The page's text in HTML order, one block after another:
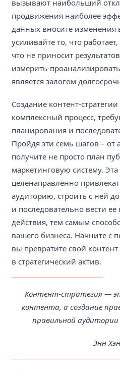
вызывают наибольший
продвижения наиболее
данных вносите изменения
усиливайте то, что
что не приносит
измерить-
является залогом
Создание контент-
комплексный процесс,
планирования и
Пройдя эти семь шагов – от
получите не просто план
маркетинговую систему. Эта
целенаправленно
аудиторию, строить с ней
и последовательно вести
действия, тем самым
вашего бизнеса. Начните с
вы превратите свой
в стратегический актив.
Контент-стратегия —
контента, а создание
правильной аудитории
Энн